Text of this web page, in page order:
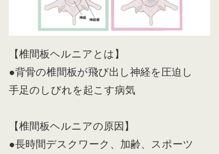
【椎間板ヘルニアとは】
●背骨の椎間板が飛び出し神経を圧迫し
手足のしびれを起こす病気
【椎間板ヘルニアの原因】
●長時間デスクワーク、加齢、スポーツ